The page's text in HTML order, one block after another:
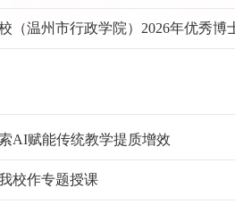
（温州市行政学院）2026年优秀博
AI赋能传统教学提质增效
校作专题授课